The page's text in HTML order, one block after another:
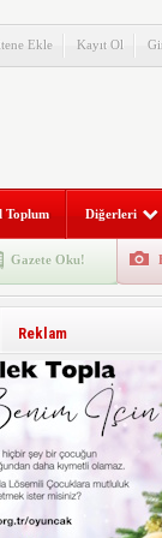
Ekle Kayıt Ol
Toplum Diğerleri
Gazete Oku!
Reklam